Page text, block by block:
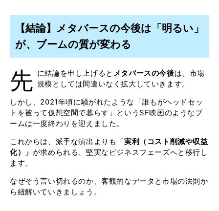
【結論】メタバースの今後は「明るい」
が、ブームの質が変わる
先 に結論を申し上げると メタバースの今後は、市場
規模としては間違いなく拡大していきます。
しかし、2021年頃に騒がれたような「誰もがヘッドセッ
トを被って仮想空間で暮らす」というSF映画のようなブ
ームは一度終わりを迎えました。
これからは、派手な演出よりも 「実利（コスト削減や収益
化）」 が求められる、堅実なビジネスフェーズへと移行し
ます。
なぜそう言い切れるのか、客観的なデータと市場の法則か
ら紐解いていきましょう。